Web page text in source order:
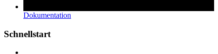
Dokumentation
Schnellstart